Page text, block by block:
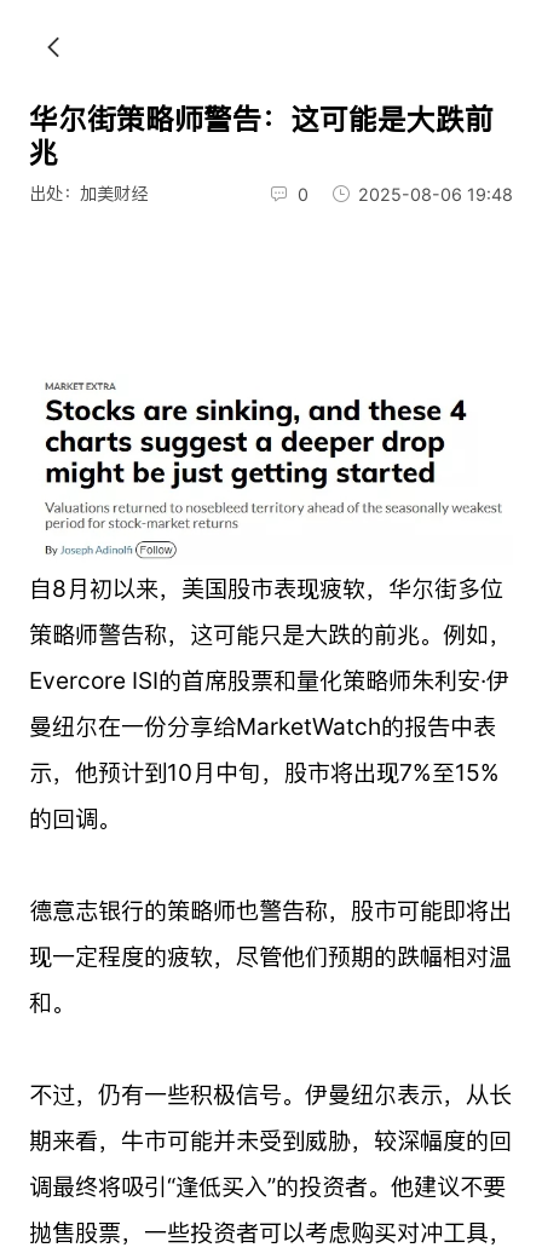
华尔街策略师警告：这可能是大跌前
兆
出处：加美财经 0 2025-08-06 19:48
自8月初以来，美国股市表现疲软，华尔街多位
策略师警告称，这可能只是大跌的前兆。例如，
Evercore ISI的首席股票和量化策略师朱利安·伊
曼纽尔在一份分享给MarketWatch的报告中表
示，他预计到10月中旬，股市将出现7%至15%
的回调。
德意志银行的策略师也警告称，股市可能即将出
现一定程度的疲软，尽管他们预期的跌幅相对温
和。
不过，仍有一些积极信号。伊曼纽尔表示，从长
期来看，牛市可能并未受到威胁，较深幅度的回
调最终将吸引“逢低买入”的投资者。他建议不要
抛售股票，一些投资者可以考虑购买对冲工具，